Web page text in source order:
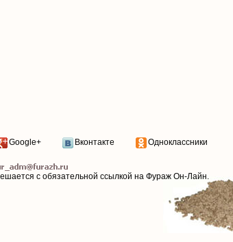
Google+ Вконтакте Одноклассники
с обязательной ссылкой на Фураж Он-Лайн.